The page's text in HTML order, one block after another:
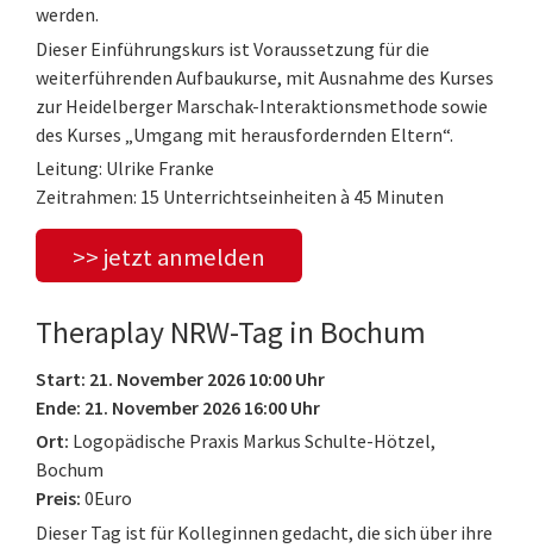
werden.
Dieser Einführungskurs ist Voraussetzung für die
weiterführenden Aufbaukurse, mit Ausnahme des Kurses
zur Heidelberger Marschak-Interaktionsmethode sowie
des Kurses „Umgang mit herausfordernden Eltern“.
Leitung: Ulrike Franke
Zeitrahmen: 15 Unterrichtseinheiten à 45 Minuten
>> jetzt anmelden
Theraplay NRW-Tag in Bochum
Start: 21. November 2026 10:00 Uhr
Ende: 21. November 2026 16:00 Uhr
Ort: Logopädische Praxis Markus Schulte-Hötzel,
Bochum
Preis: 0Euro
Dieser Tag ist für Kolleginnen gedacht, die sich über ihre